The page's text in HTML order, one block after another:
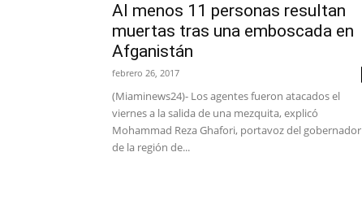
Al menos 11 personas resultan
muertas tras una emboscada en
Afganistán
febrero 26, 2017
(Miaminews24)- Los agentes fueron atacados el
viernes a la salida de una mezquita, explicó
Mohammad Reza Ghafori, portavoz del gobernador
de la región de...